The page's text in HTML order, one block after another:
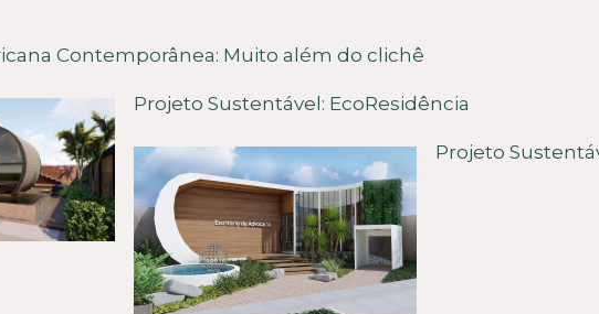
Contemporânea: Muito além do clichê
Projeto Sustentável: EcoResidência
Projeto